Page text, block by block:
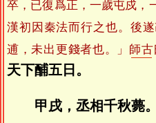
卒，已復爲正，一歲屯戍，
漢初因秦法而行之也。後
逋，未出更錢者也。」 師古
天下酺五日。
甲戌，丞相千秋薨。